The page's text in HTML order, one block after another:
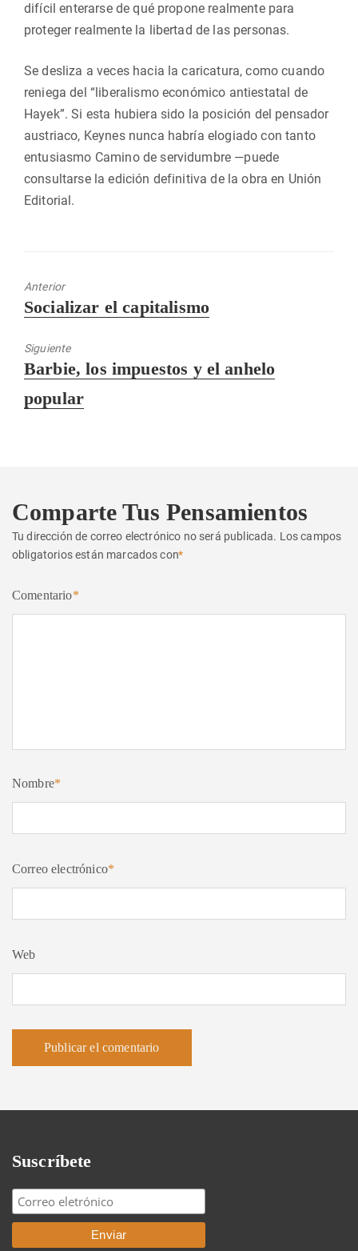
difícil enterarse de qué propone realmente para
proteger realmente la libertad de las personas.
Se desliza a veces hacia la caricatura, como cuando
reniega del “liberalismo económico antiestatal de
Hayek”. Si esta hubiera sido la posición del pensador
austriaco, Keynes nunca habría elogiado con tanto
entusiasmo Camino de servidumbre —puede
consultarse la edición definitiva de la obra en Unión
Editorial.
Anterior
Entrada
Socializar el capitalismo
Siguiente
Entrada
Barbie, los impuestos y el anhelo
popular
Comparte Tus Pensamientos
Tu dirección de correo electrónico no será publicada. Los campos
obligatorios están marcados con*
Comentario*
Nombre*
Correo electrónico*
Web
Suscríbete